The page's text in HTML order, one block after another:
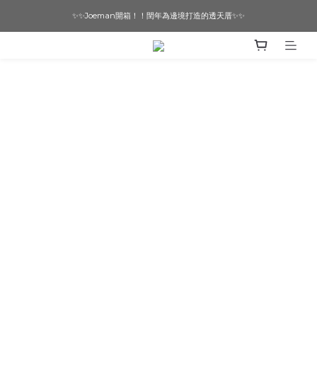
想要一個寵物友善的美宅嗎？ 🔶 即刻諮詢 🔶
✨✨Joeman開箱！！閏年為邊境打造的透天厝✨✨
想要一個寵物友善的美宅嗎？ 🔶 即刻諮詢 🔶